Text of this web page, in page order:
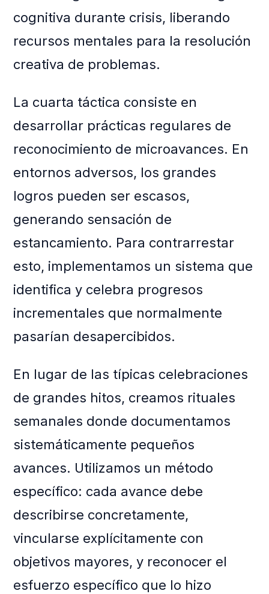
cognitiva durante crisis, liberando
recursos mentales para la resolución
creativa de problemas.
La cuarta táctica consiste en
desarrollar prácticas regulares de
reconocimiento de microavances. En
entornos adversos, los grandes
logros pueden ser escasos,
generando sensación de
estancamiento. Para contrarrestar
esto, implementamos un sistema que
identifica y celebra progresos
incrementales que normalmente
pasarían desapercibidos.
En lugar de las típicas celebraciones
de grandes hitos, creamos rituales
semanales donde documentamos
sistemáticamente pequeños
avances. Utilizamos un método
específico: cada avance debe
describirse concretamente,
vincularse explícitamente con
objetivos mayores, y reconocer el
esfuerzo específico que lo hizo